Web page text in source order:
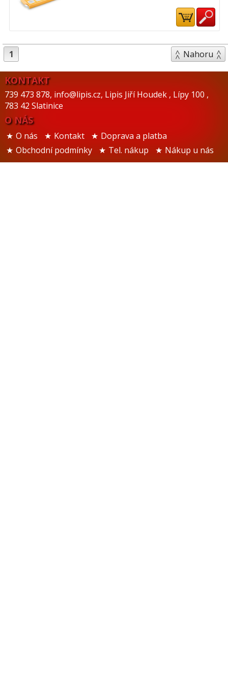
1 Nahoru
KONTAKT
739 473 878, info@lipis.cz, Lipis Jiří Houdek , Lípy 100 ,
783 42 Slatinice
O NÁS
O nás Kontakt
Doprava a platba
Obchodní podmínky
Tel. nákup Nákup u nás